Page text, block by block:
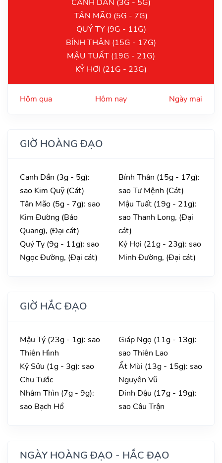
CANH DẦN (3G - 5G)
TÂN MÃO (5G - 7G)
QUÝ TỴ (9G - 11G)
BÍNH THÂN (15G - 17G)
MẬU TUẤT (19G - 21G)
KỶ HỢI (21G - 23G)
Hôm qua Hôm nay Ngày mai
GIỜ HOÀNG ĐẠO
Canh Dần (3g - 5g):
sao Kim Quỹ (Cát)
Tân Mão (5g - 7g): sao
Kim Đường (Bảo
Quang), (Đại cát)
Quý Tỵ (9g - 11g): sao
Ngọc Đường, (Đại cát)
Bính Thân (15g - 17g):
sao Tư Mệnh (Cát)
Mậu Tuất (19g - 21g):
sao Thanh Long, (Đại
cát)
Kỷ Hợi (21g - 23g): sao
Minh Đường, (Đại cát)
GIỜ HẮC ĐẠO
Mậu Tý (23g - 1g): sao
Thiên Hình
Kỷ Sửu (1g - 3g): sao
Chu Tước
Nhâm Thìn (7g - 9g):
sao Bạch Hổ
Giáp Ngọ (11g - 13g):
sao Thiên Lao
Ất Mùi (13g - 15g): sao
Nguyên Vũ
Đinh Dậu (17g - 19g):
sao Câu Trận
NGÀY HOÀNG ĐẠO - HẮC ĐẠO